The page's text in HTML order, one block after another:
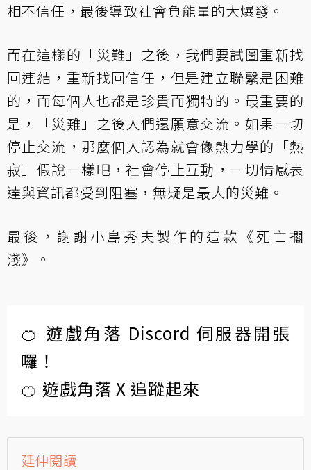
相不信任，最後導致社會負能量的大爆發。
而在這樣的「災難」之後，我們要試圖重新找
回連結，重新找回信任，但是建立聯繫是困難
的，而每個人也都是珍貴而獨特的。最重要的
是，「災難」之後人們還願意交流。如果一切
停止交流，那麼個人認為就會像熱力學的「熱
寂」假說一樣吧，社會停止互動，一切情感表
達與資訊都受到阻塞，無疑是最大的災難。
最後，謝謝小島秀夫製作的這款《死亡擱
淺》。
🍊 遊戲角落 Discord 伺服器開張
囉！
🍊 遊戲角落 X 追蹤起來
延伸閱讀